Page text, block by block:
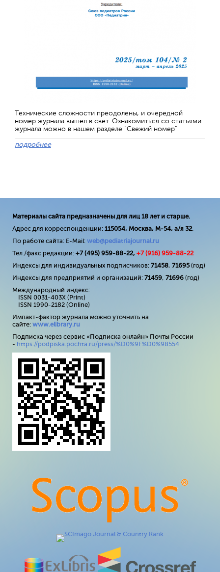
Технические сложности преодолены, и очередной
номер журнала вышел в свет. Ознакомиться со статьями
журнала можно в нашем разделе "Свежий номер"
подробнее
Материалы сайта предназначены для лиц 18 лет и старше.
Адрес для корреспонденции: 115054, Москва, М-54, а/я 32.
По работе сайта: E-Mail: web@pediatriajournal.ru
Тел./факс редакции: +7 (495) 959-88-22, +7 (916) 959-88-22
Индексы для индивидуальных подписчиков: 71458, 71695(год)
Индексы для предприятий и организаций: 71459, 71696 (год)
Международный индекс:
ISSN 0031-403X (Print)
ISSN 1990-2182 (Online)
Импакт-фактор журнала можно уточнить на
сайте: www.elibrary.ru
Подписка через сервис «Подписка онлайн» Почты России
- https://podpiska.pochta.ru/press/%D0%9F%D0%98554